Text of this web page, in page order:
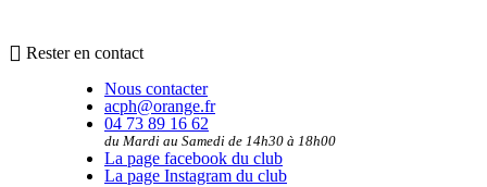
Rester en contact
Nous contacter
acph@orange.fr
04 73 89 16 62
du Mardi au Samedi de 14h30 à 18h00
La page facebook du club
La page Instagram du club